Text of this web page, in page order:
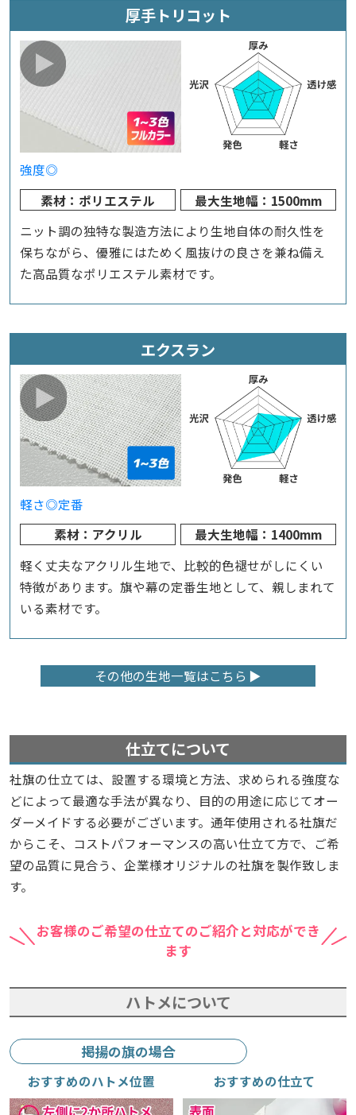
厚手トリコット
強度◎
素材：ポリエステル
最大生地幅：1500mm
ニット調の独特な製造方法により生地自体の耐久性を
保ちながら、優雅にはためく風抜けの良さを兼ね備え
た高品質なポリエステル素材です。
エクスラン
軽さ◎定番
素材：アクリル
最大生地幅：1400mm
軽く丈夫なアクリル生地で、比較的色褪せがしにくい
特徴があります。旗や幕の定番生地として、親しまれて
いる素材です。
その他の生地一覧はこちら
仕立てについて
社旗の仕立ては、設置する環境と方法、求められる強度な
どによって最適な手法が異なり、目的の用途に応じてオー
ダーメイドする必要がございます。通年使用される社旗だ
からこそ、コストパフォーマンスの高い仕立て方で、ご希
望の品質に見合う、企業様オリジナルの社旗を製作致しま
す。
お客様のご希望の仕立てのご紹介と対応ができ
ます
ハトメについて
掲揚の旗の場合
おすすめのハトメ位置 おすすめの仕立て